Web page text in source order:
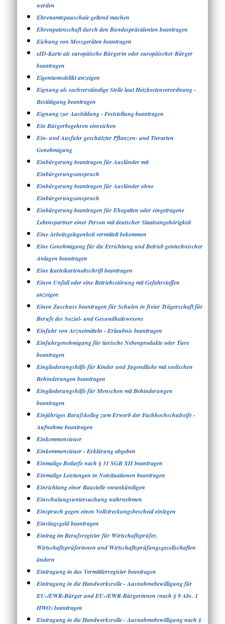
werden
Ehrenamtspauschale geltend machen
Ehrenpatenschaft durch den Bundespräsidenten beantragen
Eichung von Messgeräten beantragen
eID-Karte als europäische Bürgerin oder europäischer Bürger
beantragen
Eigentumsdelikt anzeigen
Eignung als sachverständige Stelle laut Heizkostenverordnung -
Bestätigung beantragen
Eignung zur Ausbildung - Feststellung beantragen
Ein Bürgerbegehren einreichen
Ein- und Ausfuhr geschützter Pflanzen- und Tierarten
Genehmigung
Einbürgerung beantragen für Ausländer mit
Einbürgerungsanspruch
Einbürgerung beantragen für Ausländer ohne
Einbürgerungsanspruch
Einbürgerung beantragen für Ehegatten oder eingetragene
Lebenspartner einer Person mit deutscher Staatsangehörigkeit
Eine Arbeitsgelegenheit vermittelt bekommen
Eine Genehmigung für die Errichtung und Betrieb gentechnischer
Anlagen beantragen
Eine Karteikartenabschrift beantragen
Einen Unfall oder eine Betriebsstörung mit Gefahrstoffen
anzeigen
Einen Zuschuss beantragen für Schulen in freier Trägerschaft für
Berufe des Sozial- und Gesundheitswesens
Einfuhr von Arzneimitteln - Erlaubnis beantragen
Einfuhrgenehmigung für tierische Nebenprodukte oder Tiere
beantragen
Eingliederungshilfe für Kinder und Jugendliche mit seelischen
Behinderungen beantragen
Eingliederungshilfe für Menschen mit Behinderungen
beantragen
Einjähriges Berufskolleg zum Erwerb der Fachhochschulreife -
Aufnahme beantragen
Einkommensteuer
Einkommensteuer - Erklärung abgeben
Einmalige Bedarfe nach § 31 SGB XII beantragen
Einmalige Leistungen in Notsituationen beantragen
Einrichtung einer Baustelle vorankündigen
Einschulungsuntersuchung wahrnehmen
Einspruch gegen einen Vollstreckungsbescheid einlegen
Einstiegsgeld beantragen
Eintrag im Berufsregister für Wirtschaftsprüfer,
Wirtschaftsprüferinnen und Wirtschaftsprüfungsgesellschaften
ändern
Eintragung in das Vermittlerregister beantragen
Eintragung in die Handwerksrolle - Ausnahmebewilligung für
EU-/EWR-Bürger und EU-/EWR-Bürgerinnen (nach § 9 Abs. 1
HWO) beantragen
Eintragung in die Handwerksrolle - Ausnahmebewilligung nach §